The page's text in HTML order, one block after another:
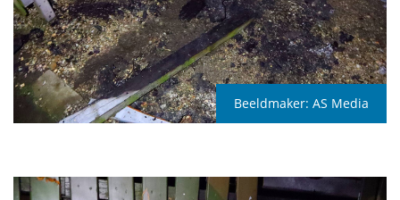
Beeldmaker: AS Media